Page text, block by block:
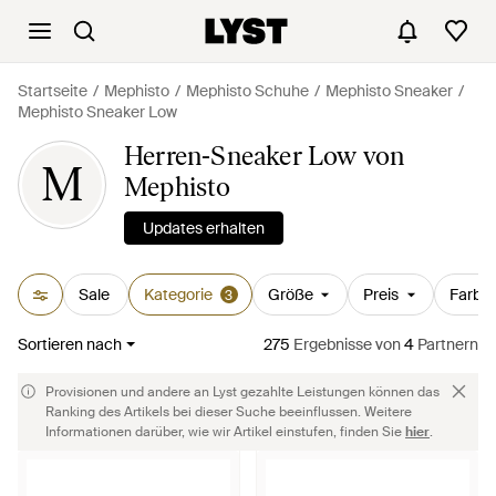
Startseite Mephisto Mephisto Schuhe
Mephisto Sneaker
Mephisto Sneaker Low
M
Herren-Sneaker Low von
Mephisto
Updates erhalten
Sale Kategorie 3 Größe Preis Farbe
Sortieren nach 275 Ergebnissevon4 Partnern
Provisionen und andere an Lyst gezahlte Leistungen können das
Ranking des Artikels bei dieser Suche beeinflussen. Weitere
Informationen darüber, wie wir Artikel einstufen, finden Siehier.